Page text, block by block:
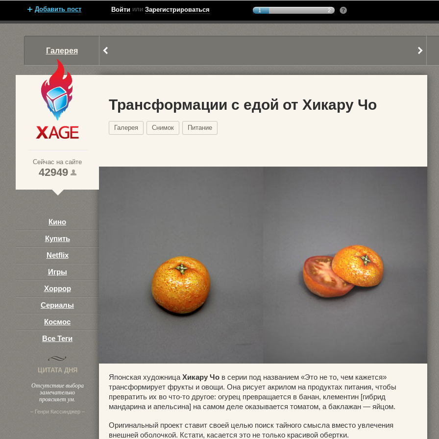
Добавить пост Войти или Зарегистрироваться 1 2
Галерея
Сейчас на сайте
42949
Кино
Купить
Netflix
Игры
Хоррор
Сериалы
Космос
Все Теги
ЦИТАТА ДНЯ
Отсутствие выбора
замечательно
проясняет ум.
– Генри Киссинджер –
Трансформации с едой от Хикару Чо
Галерея Снимок Питание
Японская художница Хикару Чо в серии под названием «Это не то, чем кажется»
трансформирует фрукты и овощи. Она рисует акрилом на продуктах питания, чтобы
превратить их во что-то другое: огурец превращается в банан, клементин [гибрид
мандарина и апельсина] на самом деле оказывается томатом, а баклажан — яйцом.
Оригинальный проект ставит своей целью поиск тайного смысла вместо увлечения
внешней оболочкой. Кстати, касается это не только красивой обертки.